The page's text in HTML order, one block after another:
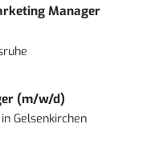
Manager
(m/w/d)
inGelsenkirchen